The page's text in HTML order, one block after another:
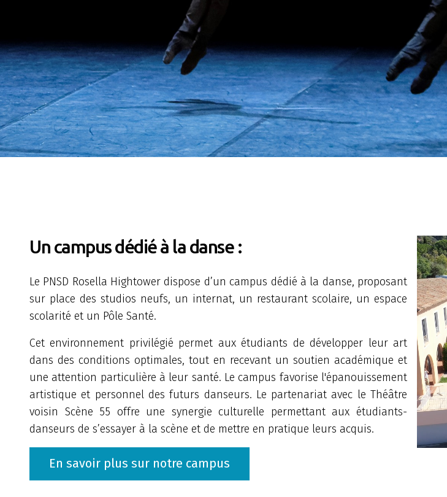
Un campus dédié à la danse :
Le PNSD Rosella Hightower dispose d’un campus dédié à la danse, proposant
sur place des studios neufs, un internat, un restaurant scolaire, un espace
scolarité et un Pôle Santé.
Cet environnement privilégié permet aux étudiants de développer leur art
dans des conditions optimales, tout en recevant un soutien académique et
une attention particulière à leur santé. Le campus favorise l'épanouissement
artistique et personnel des futurs danseurs. Le partenariat avec le Théâtre
voisin Scène 55 offre une synergie culturelle permettant aux étudiants-
danseurs de s’essayer à la scène et de mettre en pratique leurs acquis.
En savoir plus sur notre campus